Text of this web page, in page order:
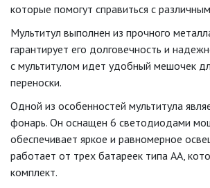
которые помогут справиться с
Мультитул выполнен из прочного
гарантирует его долговечность и
с мультитулом идет удобный мешочек
переноски.
Одной из особенностей мультитула
фонарь. Он оснащен 6 светодиодами
обеспечивает яркое и равномерное
работает от трех батареек типа АА,
комплект.